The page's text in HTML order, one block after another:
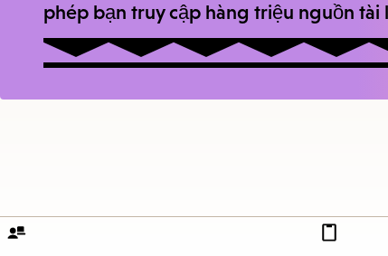
phép bạn truy cập hàng triệu nguồn tài